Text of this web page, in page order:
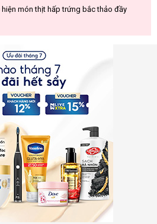
món thịt hấp trứng bắc thảo đầy